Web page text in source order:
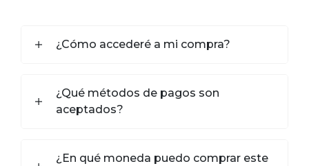
¿Cómo accederé a mi compra?
¿Qué métodos de pagos son
aceptados?
¿En qué moneda puedo comprar este